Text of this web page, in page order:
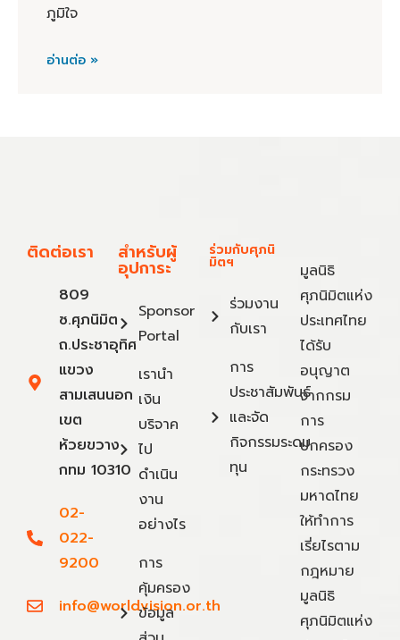
ภูมิใจ
อ่านต่อ »
ติดต่อเรา
809
ซ.ศุภนิมิต
ถ.ประชาอุทิศ
แขวง
สามเสนนอก
เขต
ห้วยขวาง
กทม 10310
02-
022-
9200
info@worldvision.or.th
สำหรับผู้
อุปการะ
Sponsor
Portal
เรานำ
เงิน
บริจาค
ไป
ดำเนิน
งาน
อย่างไร
การ
คุ้มครอง
ข้อมูล
ร่วมกับศุภนิ
มิตฯ
ร่วมงาน
กับเรา
การ
ประชาสัมพันธ์
และจัด
กิจกรรมระดม
ทุน
มูลนิธิ
ศุภนิมิตแห่ง
ประเทศไทย
ได้รับ
อนุญาต
จากกรม
การ
ปกครอง
กระทรวง
มหาดไทย
ให้ทำการ
เรี่ยไรตาม
กฎหมาย
มูลนิธิ
ศุภนิมิตแห่ง